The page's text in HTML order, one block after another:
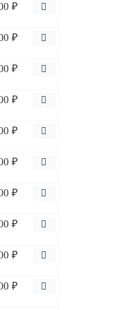
₽
₽
₽
₽
₽
₽
₽
₽
₽
₽